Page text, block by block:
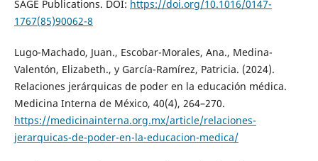
SAGE Publications. DOI: https://doi.org/10.1016/0147-
1767(85)90062-8
Lugo-Machado, Juan., Escobar-Morales, Ana., Medina-
Valentón, Elizabeth., y García-Ramírez, Patricia. (2024).
Relaciones jerárquicas de poder en la educación médica.
Medicina Interna de México, 40(4), 264–270.
https://medicinainterna.org.mx/article/relaciones-
jerarquicas-de-poder-en-la-educacion-medica/